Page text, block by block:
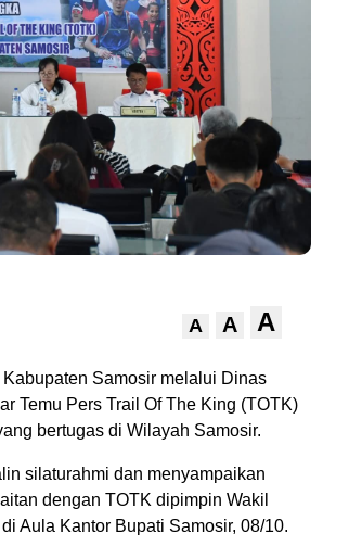
A A A
Samosir melalui Dinas
Temu Pers Trail Of The King (TOTK)
bertugas di Wilayah Samosir.
silaturahmi dan menyampaikan
dengan TOTK dipimpin Wakil
Aula Kantor Bupati Samosir, 08/10.